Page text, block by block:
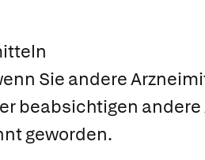
Sie andere
beabsichtigen
geworden.